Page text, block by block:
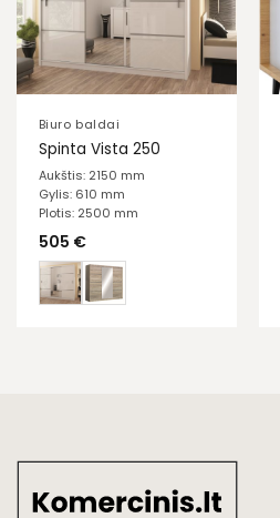
Biuro baldai
Spinta Vista 250
Aukštis: 2150 mm
Gylis: 610 mm
Plotis: 2500 mm
505 €